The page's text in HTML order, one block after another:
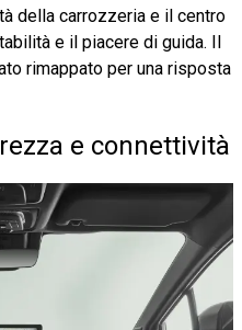
della carrozzeria e il centro
e il piacere di guida. Il
rimappato per una risposta
e connettività